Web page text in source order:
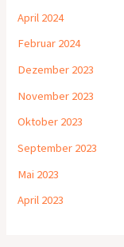
April 2024
Februar 2024
Dezember 2023
November 2023
Oktober 2023
September 2023
Mai 2023
April 2023